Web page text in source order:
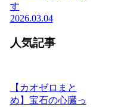
す
2026.03.04
人気記事
【カオゼロまと
め】宝石の心臓っ